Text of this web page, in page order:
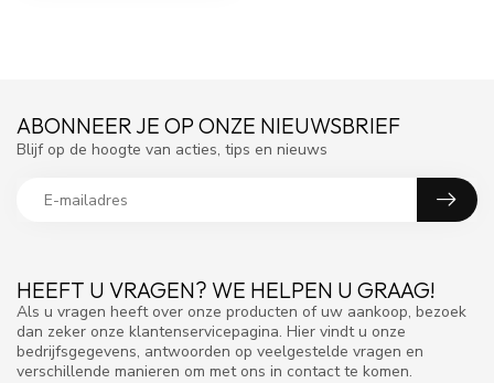
HEEFT U VRAGEN? WE HELPEN U GRAAG!
Als u vragen heeft over onze producten of uw aankoop, bezoek
dan zeker onze klantenservicepagina. Hier vindt u onze
bedrijfsgegevens, antwoorden op veelgestelde vragen en
verschillende manieren om met ons in contact te komen.
ABONNEER JE OP ONZE NIEUWSBRIEF
Blijf op de hoogte van acties, tips en nieuws